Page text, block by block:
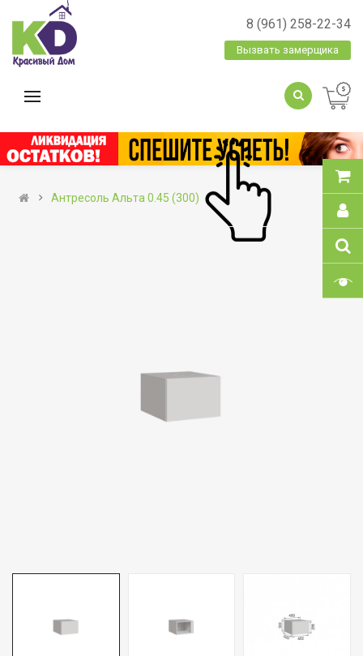
8 (961) 258-22-34
Вызвать замерщика
Антресоль Альта 0.45 (300)